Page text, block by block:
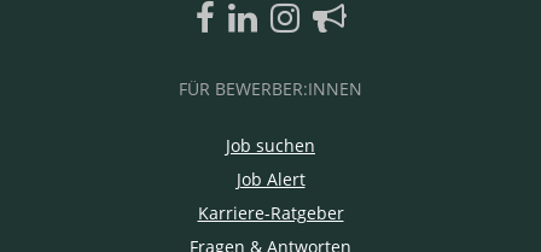
FÜR BEWERBER:INNEN
Job suchen
Job Alert
Karriere-Ratgeber
Fragen & Antworten